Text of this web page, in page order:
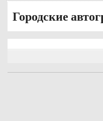
Городские